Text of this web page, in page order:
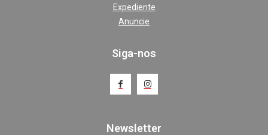
Expediente
Anuncie
Siga-nos
Newsletter